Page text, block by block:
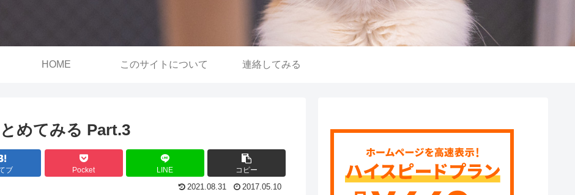
HOME このサイトについて 連絡してみる
めてみる Part.3
ブ Pocket LINE コピー
2021.08.31 2017.05.10